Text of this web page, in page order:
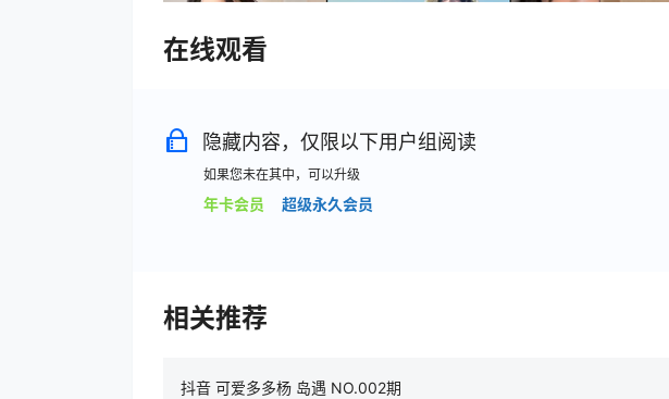
在线观看
隐藏内容，仅限以下用户组阅读
如果您未在其中，可以升级
年卡会员 超级永久会员
相关推荐
抖音 可爱多多杨 岛遇 NO.002期